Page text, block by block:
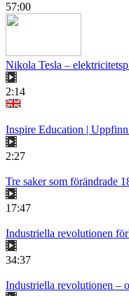
57:00
Nikola Tesla –
2:14
Inspire Education |
2:27
Tre saker som förändrade
17:47
Industriella revolutionen
34:37
Industriella revolutionen –